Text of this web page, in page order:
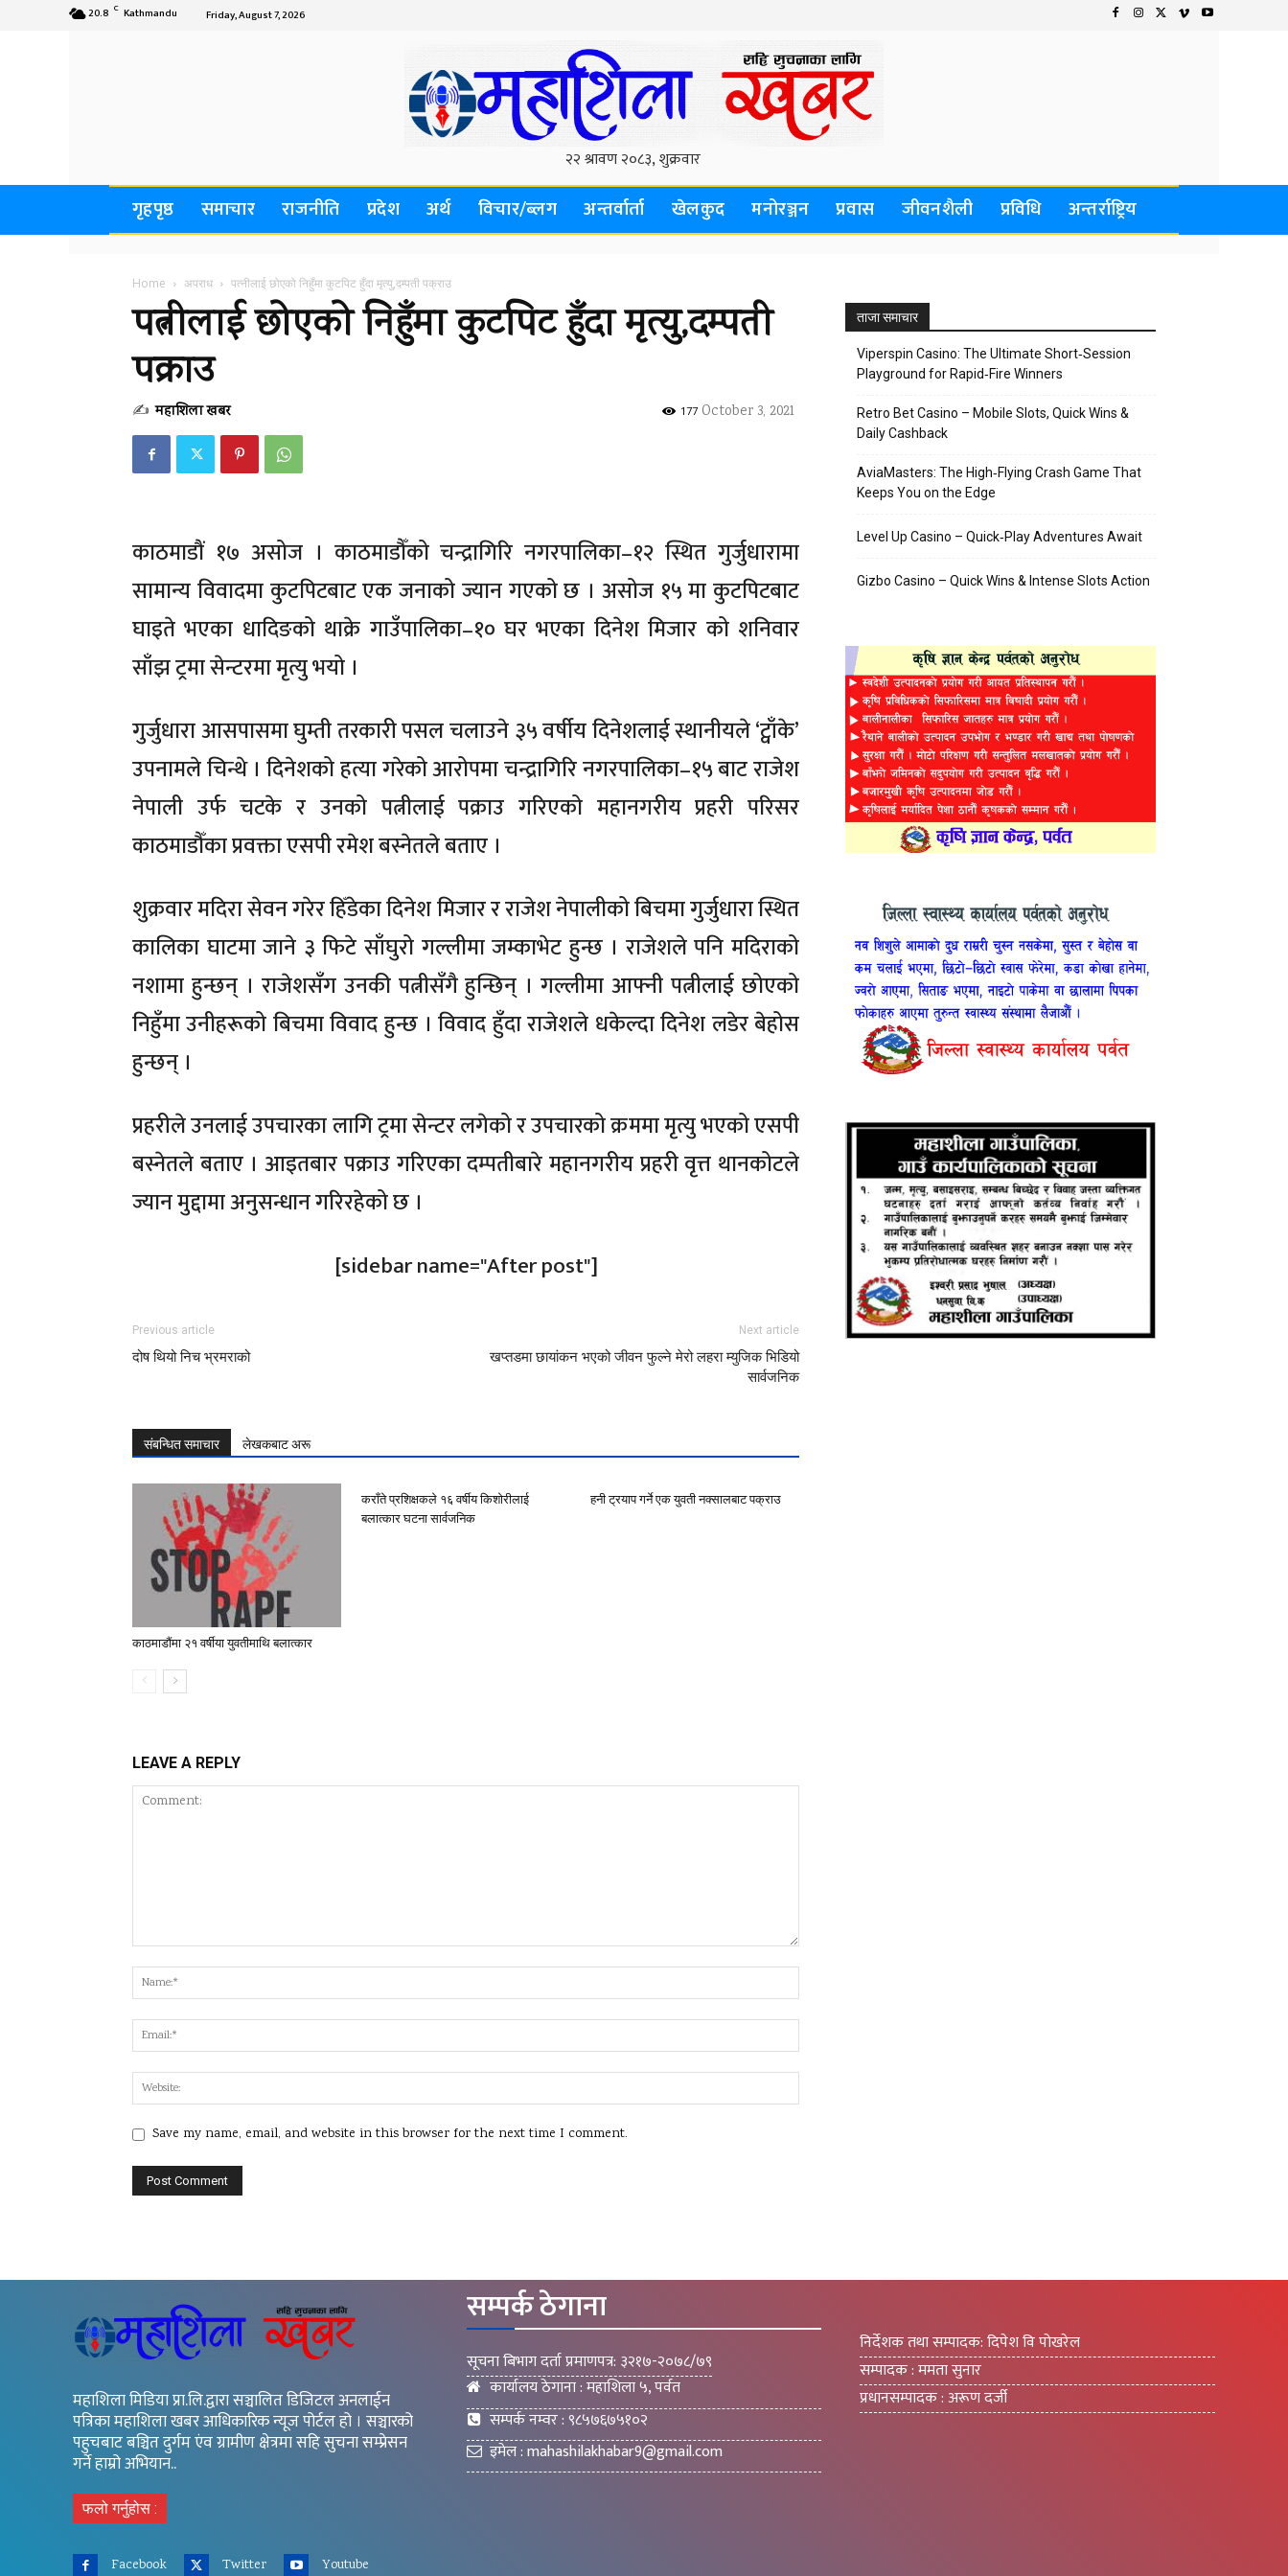
20.8 C Kathmandu Friday, August 7, 2026
गृहपृष्ठ समाचार राजनीति प्रदेश अर्थ विचार/ब्लग अन्तर्वार्ता खेलकुद मनोरञ्जन प्रवास जीवनशैली प्रविधि अन्तर्राष्ट्रिय
Home अपराध पत्नीलाई छोएको निहुँमा कुटपिट हुँदा मृत्यु,दम्पती पक्राउ
पत्नीलाई छोएको निहुँमा कुटपिट हुँदा मृत्यु,दम्पती
पक्राउ
✍ महाशिला खबर October 3, 2021
177
काठमाडौं १७ असोज । काठमाडौँको चन्द्रागिरि नगरपालिका–१२ स्थित गुर्जुधारामा
सामान्य विवादमा कुटपिटबाट एक जनाको ज्यान गएको छ । असोज १५ मा कुटपिटबाट
घाइते भएका धादिङको थाक्रे गाउँपालिका–१० घर भएका दिनेश मिजार को शनिवार
साँझ ट्रमा सेन्टरमा मृत्यु भयो ।
गुर्जुधारा आसपासमा घुम्ती तरकारी पसल चलाउने ३५ वर्षीय दिनेशलाई स्थानीयले ‘ट्वाँके’
उपनामले चिन्थे । दिनेशको हत्या गरेको आरोपमा चन्द्रागिरि नगरपालिका–१५ बाट राजेश
नेपाली उर्फ चटके र उनको पत्नीलाई पक्राउ गरिएको महानगरीय प्रहरी परिसर
काठमाडौँका प्रवक्ता एसपी रमेश बस्नेतले बताए ।
शुक्रवार मदिरा सेवन गरेर हिँडेका दिनेश मिजार र राजेश नेपालीको बिचमा गुर्जुधारा स्थित
कालिका घाटमा जाने ३ फिटे साँघुरो गल्लीमा जम्काभेट हुन्छ । राजेशले पनि मदिराको
नशामा हुन्छन् । राजेशसँग उनकी पत्नीसँगै हुन्छिन् । गल्लीमा आफ्नी पत्नीलाई छोएको
निहुँमा उनीहरूको बिचमा विवाद हुन्छ । विवाद हुँदा राजेशले धकेल्दा दिनेश लडेर बेहोस
हुन्छन् ।
प्रहरीले उनलाई उपचारका लागि ट्रमा सेन्टर लगेको र उपचारको क्रममा मृत्यु भएको एसपी
बस्नेतले बताए । आइतबार पक्राउ गरिएका दम्पतीबारे महानगरीय प्रहरी वृत्त थानकोटले
ज्यान मुद्दामा अनुसन्धान गरिरहेको छ ।
[sidebar name="After post"]
Previous article
दोष थियो निच भ्रमराको
Next article
खप्तडमा छायांकन भएको जीवन फुल्ने मेरो लहरा म्युजिक भिडियो
सार्वजनिक
संबन्धित समाचार लेखकबाट अरू
काठमाडौंमा २१ वर्षीया युवतीमाथि बलात्कार
कराँते प्रशिक्षकले १६ वर्षीय किशोरीलाई
बलात्कार घटना सार्वजनिक
हनी ट्रयाप गर्ने एक युवती नक्सालबाट पक्राउ
LEAVE A REPLY
Save my name, email, and website in this browser for the next time I comment.
ताजा समाचार
Viperspin Casino: The Ultimate Short‑Session
Playground for Rapid‑Fire Winners
Retro Bet Casino – Mobile Slots, Quick Wins &
Daily Cashback
AviaMasters: The High‑Flying Crash Game That
Keeps You on the Edge
Level Up Casino – Quick‑Play Adventures Await
Gizbo Casino – Quick Wins & Intense Slots Action
महाशिला मिडिया प्रा.लि.द्वारा सञ्चालित डिजिटल अनलाईन
पत्रिका महाशिला खबर आधिकारिक न्यूज पोर्टल हो । सञ्चारको
पहुचबाट बञ्चित दुर्गम एंव ग्रामीण क्षेत्रमा सहि सुचना सम्प्रेसन
गर्ने हाम्रो अभियान..
फलो गर्नुहोस :
Facebook Twitter Youtube
सम्पर्क ठेगाना
सूचना बिभाग दर्ता प्रमाणपत्र: ३२१७-२०७८/७९
कार्यालय ठेगाना : महाशिला ५, पर्वत
सम्पर्क नम्वर : ९८५७६७५१०२
इमेल :mahashilakhabar9@gmail.com
निर्देशक तथा सम्पादक: दिपेश वि पोखरेल
सम्पादक : ममता सुनार
प्रधानसम्पादक : अरूण दर्जी